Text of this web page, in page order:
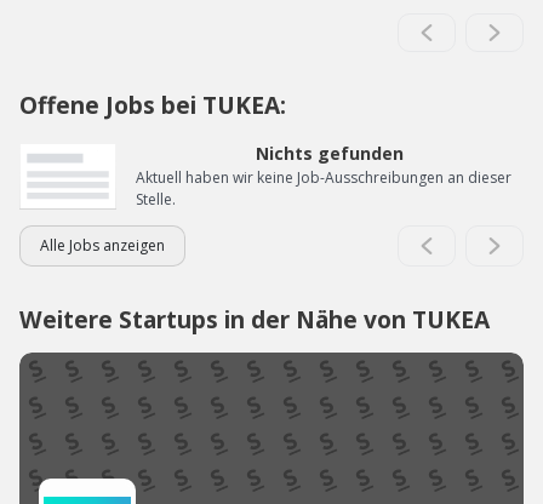
Offene Jobs bei TUKEA:
Nichts gefunden
Aktuell haben wir keine Job-Ausschreibungen an dieser
Stelle.
Alle Jobs anzeigen
Weitere Startups in der Nähe von TUKEA